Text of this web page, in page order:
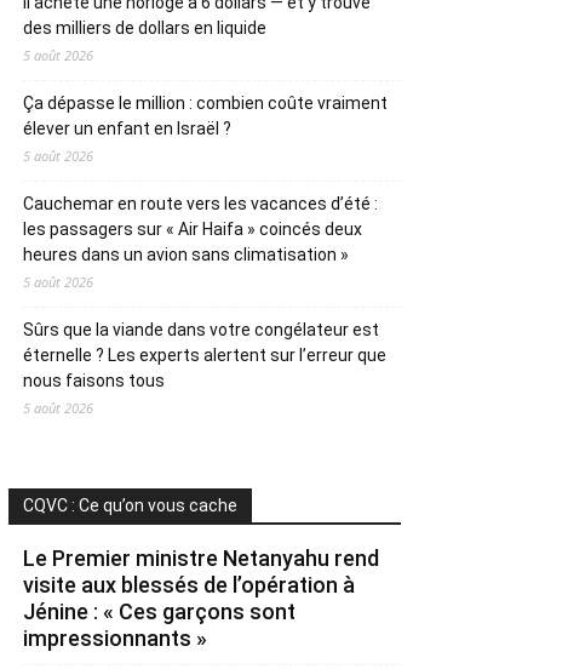
des milliers de dollars en liquide
5 août 2026
Ça dépasse le million : combien coûte vraiment
élever un enfant en Israël ?
5 août 2026
Cauchemar en route vers les vacances d’été :
les passagers sur « Air Haifa » coincés deux
heures dans un avion sans climatisation »
5 août 2026
Sûrs que la viande dans votre congélateur est
éternelle ? Les experts alertent sur l’erreur que
nous faisons tous
5 août 2026
CQVC : Ce qu’on vous cache
Le Premier ministre Netanyahu rend
visite aux blessés de l’opération à
Jénine : « Ces garçons sont
impressionnants »